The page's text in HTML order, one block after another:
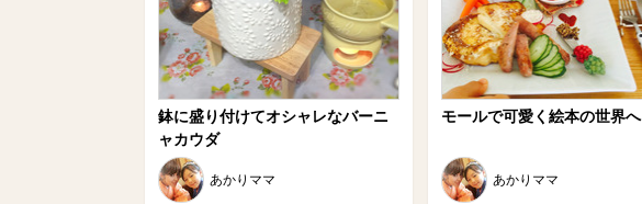
鉢に盛り付けてオシャレなバーニ
ャカウダ
あかりママ
モールで可愛く絵本の世界へ
あかりママ